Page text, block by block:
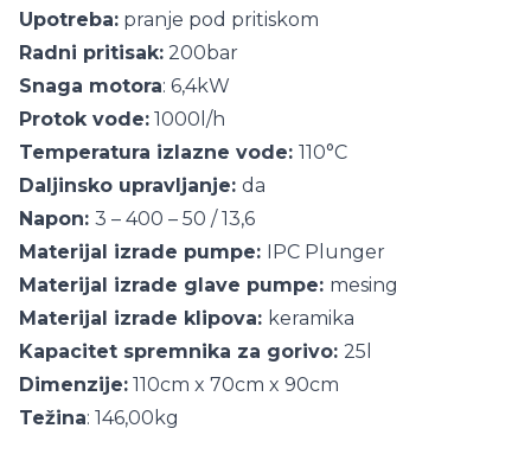
Upotreba: pranje pod pritiskom
Radni pritisak: 200bar
Snaga motora: 6,4kW
Protok vode: 1000l/h
Temperatura izlazne vode: 110°C
Daljinsko upravljanje: da
Napon: 3 – 400 – 50 / 13,6
Materijal izrade pumpe: IPC Plunger
Materijal izrade glave pumpe: mesing
Materijal izrade klipova: keramika
Kapacitet spremnika za gorivo: 25l
Dimenzije: 110cm x 70cm x 90cm
Težina: 146,00kg